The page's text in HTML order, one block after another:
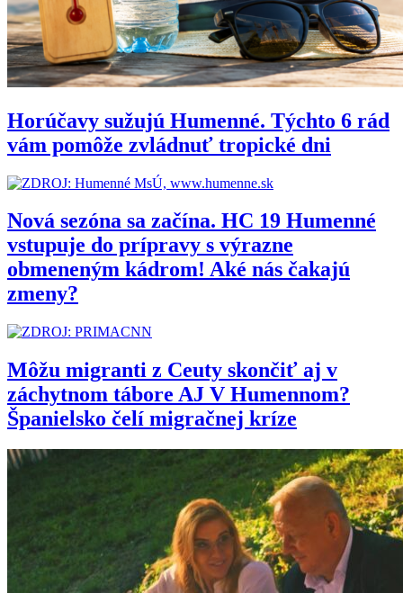
Horúčavy sužujú Humenné. Týchto 6 rád
vám pomôže zvládnuť tropické dni
Nová sezóna sa začína. HC 19 Humenné
vstupuje do prípravy s výrazne
obmeneným kádrom! Aké nás čakajú
zmeny?
Môžu migranti z Ceuty skončiť aj v
záchytnom tábore AJ V Humennom?
Španielsko čelí migračnej kríze